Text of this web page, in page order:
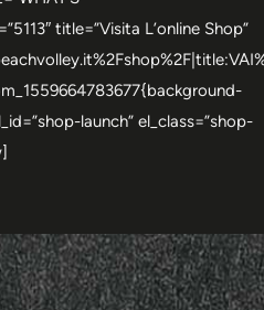
title=”Visita L’online Shop”
launch” el_class=”shop-